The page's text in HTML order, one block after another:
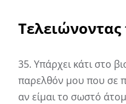
Τελειώνοντας
35. Υπάρχει κάτι στο
παρελθόν μου που σε
αν είμαι το σωστό